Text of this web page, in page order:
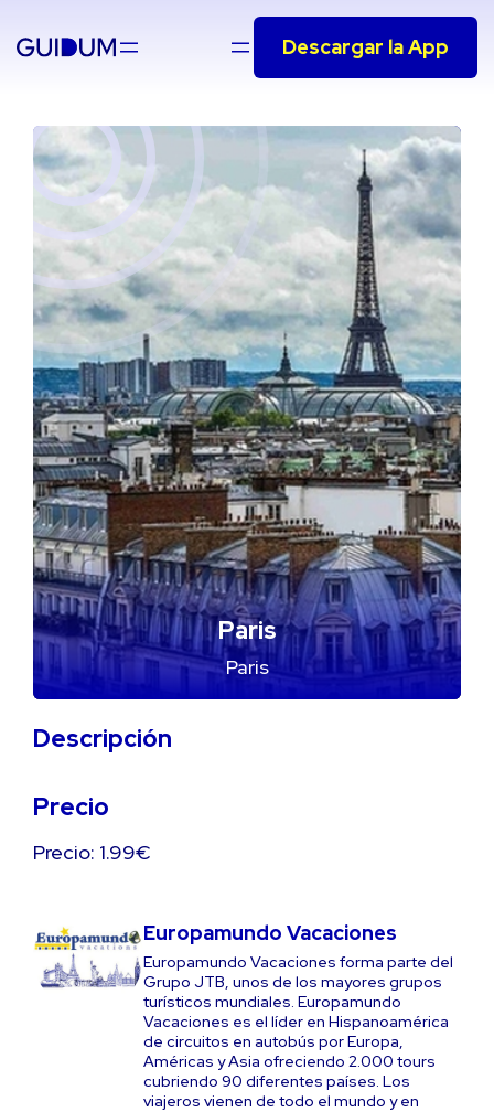
Saltar
Descargar la App
Paris
Paris
Descripción
Precio
Precio: 1.99€
Europamundo Vacaciones
Europamundo Vacaciones forma parte del
Grupo JTB, unos de los mayores grupos
turísticos mundiales. Europamundo
Vacaciones es el líder en Hispanoamérica
de circuitos en autobús por Europa,
Américas y Asia ofreciendo 2.000 tours
cubriendo 90 diferentes países. Los
viajeros vienen de todo el mundo y en